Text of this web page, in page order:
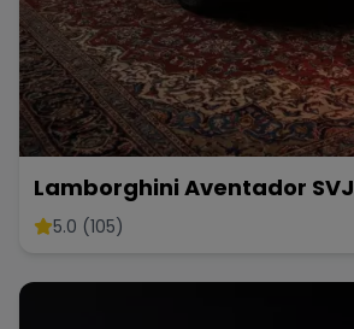
Lamborghini Aventador SVJ
Coupé 01 di 900 Mieten
5.0 (105)